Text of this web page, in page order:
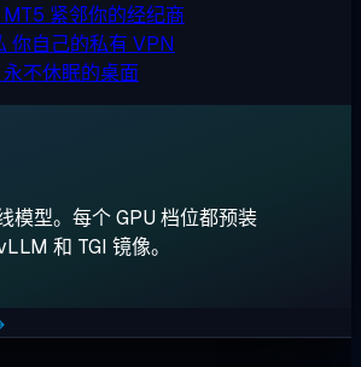
MT5 紧邻你的经纪商
你自己的私有 VPN
永不休眠的桌面
模型。每个 GPU 档位都预装
和 TGI 镜像。